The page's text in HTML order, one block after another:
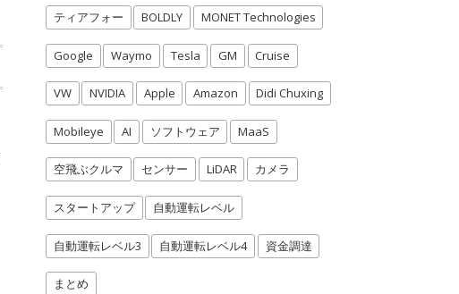
ティアフォー BOLDLY MONET Technologies
Google Waymo Tesla GM Cruise
VW NVIDIA Apple Amazon Didi Chuxing
Mobileye AI ソフトウェア MaaS
空飛ぶクルマ センサー LiDAR カメラ
スタートアップ 自動運転レベル
自動運転レベル3 自動運転レベル4 資金調達
まとめ